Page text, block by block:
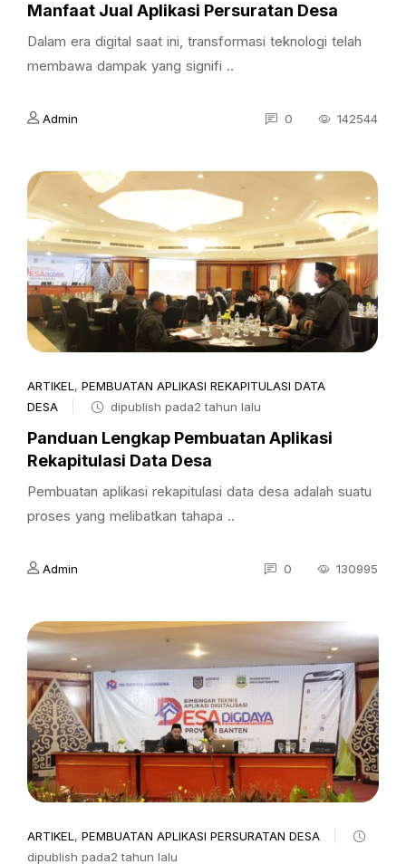
Manfaat Jual Aplikasi Persuratan Desa
Dalam era digital saat ini, transformasi teknologi telah
membawa dampak yang signifi ..
Admin 0 142544
ARTIKEL , PEMBUATAN APLIKASI REKAPITULASI DATA
DESA
dipublish pada2 tahun lalu
Panduan Lengkap Pembuatan Aplikasi
Rekapitulasi Data Desa
Pembuatan aplikasi rekapitulasi data desa adalah suatu
proses yang melibatkan tahapa ..
Admin 0 130995
ARTIKEL , PEMBUATAN APLIKASI PERSURATAN DESA
dipublish pada2 tahun lalu